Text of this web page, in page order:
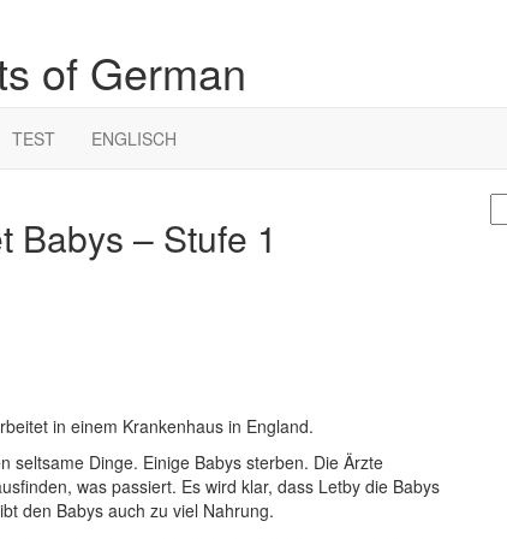
of German
TEST ENGLISCH
Babys – Stufe 1
in einem Krankenhaus in England.
seltsame Dinge. Einige Babys sterben. Die Ärzte
was passiert. Es wird klar, dass Letby die Babys
den Babys auch zu viel Nahrung.